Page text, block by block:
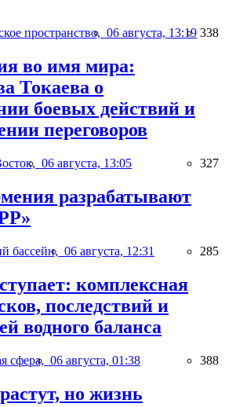
пространство, 06 августа, 13:19 338
во имя мира:
Токаева о
боевых действий и
переговоров
06 августа, 13:05 327
разрабатывают
бассейн, 06 августа, 12:31 285
комплексная
последствий и
водного баланса
сфера, 06 августа, 01:38 388
но жизнь